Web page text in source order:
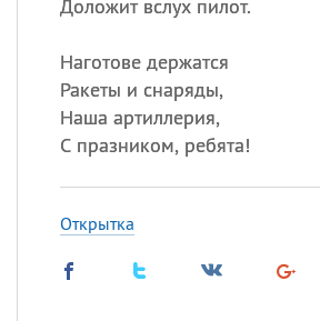
Доложит вслух пилот.
Наготове держатся
Ракеты и снаряды,
Наша артиллерия,
С празником, ребята!
Открытка